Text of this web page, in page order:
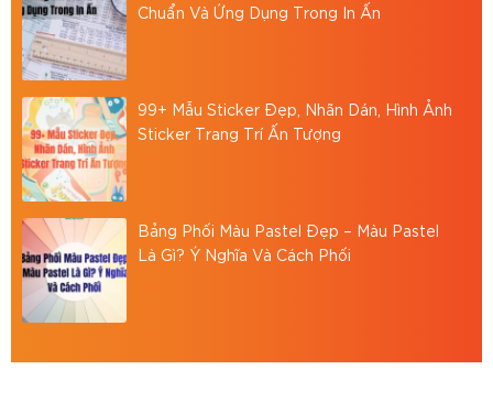
Chuẩn Và Ứng Dụng Trong In Ấn
99+ Mẫu Sticker Đẹp, Nhãn Dán, Hình Ảnh
Sticker Trang Trí Ấn Tượng
Bảng Phối Màu Pastel Đẹp – Màu Pastel
Là Gì? Ý Nghĩa Và Cách Phối